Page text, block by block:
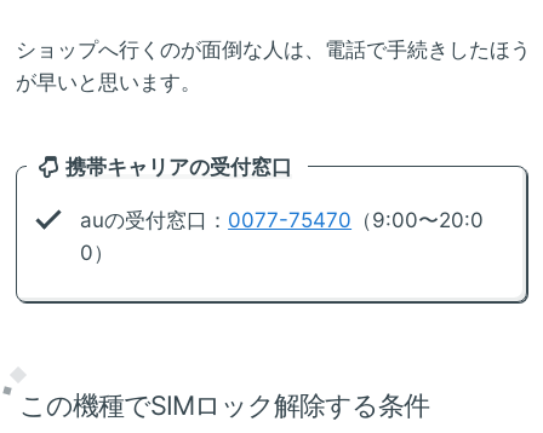
ショップへ行くのが面倒な人は、電話で手続きしたほう
が早いと思います。
携帯キャリアの受付窓口
auの受付窓口： 0077-75470 （9:00〜20:0
0）
この機種でSIMロック解除する条件